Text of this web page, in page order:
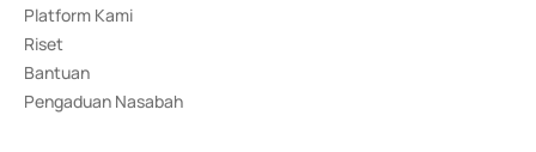
Platform Kami
Riset
Bantuan
Pengaduan Nasabah